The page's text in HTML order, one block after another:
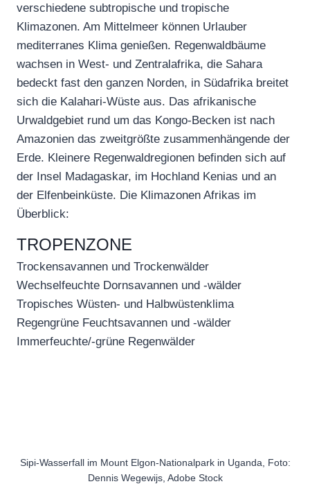
verschiedene subtropische und tropische
Klimazonen. Am Mittelmeer können Urlauber
mediterranes Klima genießen. Regenwaldbäume
wachsen in West- und Zentralafrika, die Sahara
bedeckt fast den ganzen Norden, in Südafrika breitet
sich die Kalahari-Wüste aus. Das afrikanische
Urwaldgebiet rund um das Kongo-Becken ist nach
Amazonien das zweitgrößte zusammenhängende der
Erde. Kleinere Regenwaldregionen befinden sich auf
der Insel Madagaskar, im Hochland Kenias und an
der Elfenbeinküste. Die Klimazonen Afrikas im
Überblick:
TROPENZONE
Trockensavannen und Trockenwälder
Wechselfeuchte Dornsavannen und -wälder
Tropisches Wüsten- und Halbwüstenklima
Regengrüne Feuchtsavannen und -wälder
Immerfeuchte/-grüne Regenwälder
Sipi-Wasserfall im Mount Elgon-Nationalpark in Uganda, Foto:
Dennis Wegewijs, Adobe Stock